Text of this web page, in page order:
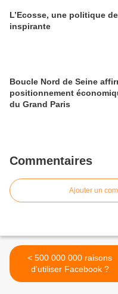
L’Ecosse, une politique
inspirante
Boucle Nord de Seine
positionnement
du Grand Paris
Commentaires
Ajouter un
< 500 000 000 raisons
d'utiliser Facebook ?